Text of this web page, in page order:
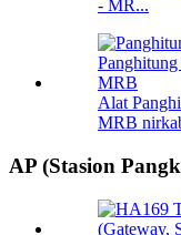
- MR...
Alat
MRB
AP (Stasion